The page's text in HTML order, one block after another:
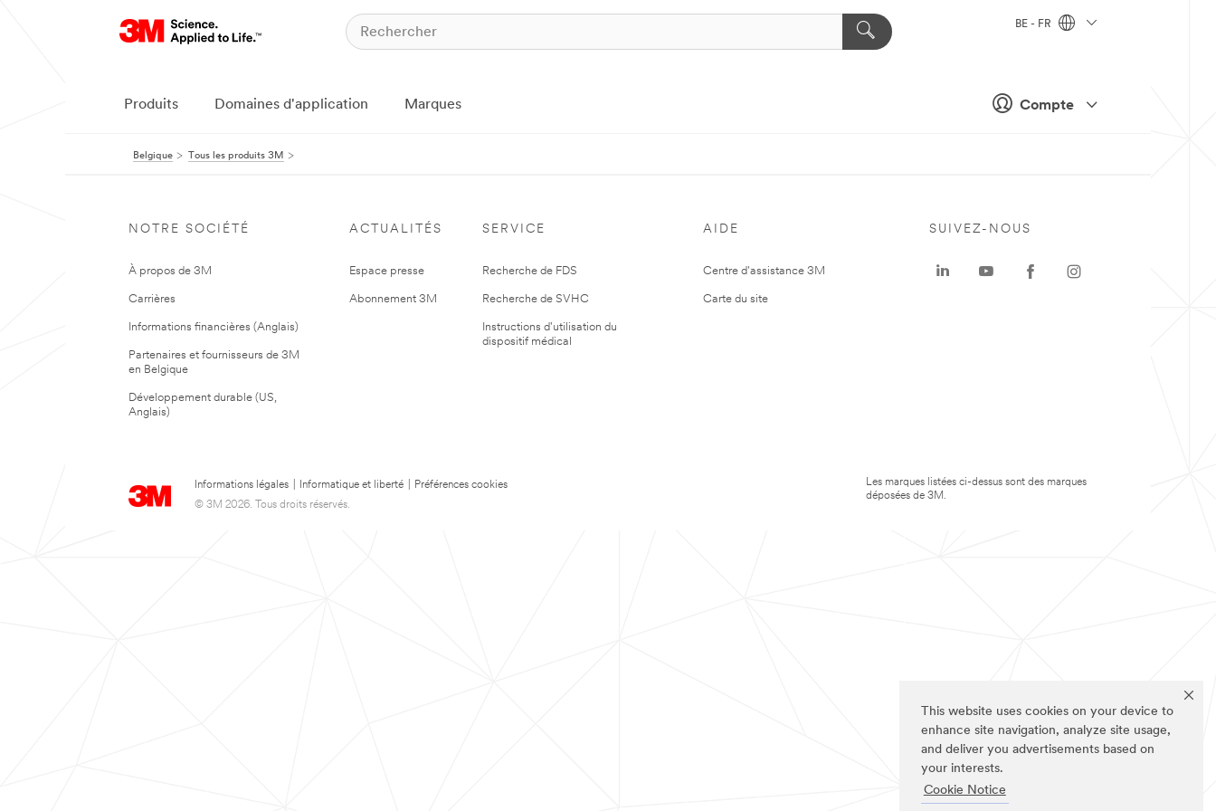
This website uses cookies on your device to
enhance site navigation, analyze site usage,
and deliver you advertisements based on
your interests.
Cookie Notice
Compte
BE - FR
Produits Domaines d'application Marques
Belgique Tous les produits 3M
NOTRE SOCIÉTÉ
À propos de 3M
Carrières
Informations financières (Anglais)
Partenaires et fournisseurs de 3M
en Belgique
Développement durable (US,
Anglais)
ACTUALITÉS
Espace presse
Abonnement 3M
SERVICE
Recherche de FDS
Recherche de SVHC
Instructions d'utilisation du
dispositif médical
AIDE
Centre d'assistance 3M
Carte du site
Informations légales Informatique et liberté
Préférences cookies
© 3M 2026. Tous droits réservés.
SUIVEZ-NOUS
Les marques listées ci-dessus sont des marques
déposées de 3M.